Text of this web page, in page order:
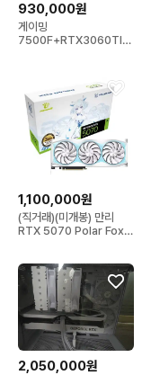
930,000원
게이밍
7500F+RTX3060TI~
1,100,000원
(직거래)(미개봉) 만리
RTX 5070 Polar Fox
2,050,000원